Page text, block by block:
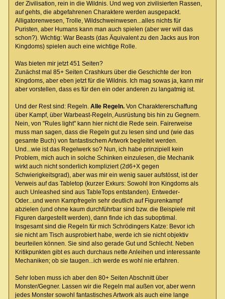
der Zivilisation, rein in die Wildnis. Und weg von zivilisierten Rassen,
auf gehts, die abgefahrenen Charaktere werden ausgepackt.
Alligatorenwesen, Trolle, Wildschweinwesen...alles nichts für
Puristen, aber Humans kann man auch spielen (aber wer will das
schon?). Wichtig: War Beasts (das Äquivalent zu den Jacks aus Iron
Kingdoms) spielen auch eine wichtige Rolle.
Was bieten mir jetzt 451 Seiten?
Zunächst mal 85+ Seiten Crashkurs über die Geschichte der Iron
Kingdoms, aber eben jetzt für die Wildnis. Ich mag sowas ja, kann mir
aber vorstellen, dass es für den ein oder anderen zu langatmig ist.
Und der Rest sind: Regeln. Alle Regeln.Von Charaktererschaffung
über Kampf, über Warbeast-Regeln, Ausrüstung bis hin zu Gegnern.
Nein, von "Rules light" kann hier nicht die Rede sein. Fairerweise
muss man sagen, dass die Regeln gut zu lesen sind und (wie das
gesamte Buch) von fantastischem Artwork begleitet werden.
Und...wie ist das Regelwerk so? Nun, ich habe prinzipiell kein
Problem, mich auch in solche Schinken einzulesen, die Mechanik
wirkt auch nicht sonderlich kompliziert (2d6+X gegen
Schwierigkeitsgrad), aber was mir ein wenig sauer aufstösst, ist der
Verweis auf das Tabletop (kurzer Exkurs: Sowohl Iron Kingdoms als
auch Unleashed sind aus TableTops entstanden). Entweder-
Oder...und wenn Kampfregeln sehr deutlich auf Figurenkampf
abzielen (und ohne kaum durchführbar sind bzw. die Beispiele mit
Figuren dargestellt werden), dann finde ich das suboptimal.
Insgesamt sind die Regeln für mich Schrödingers Katze: Bevor ich
sie nicht am Tisch ausprobiert habe, werde ich sie nicht objektiv
beurteilen können. Sie sind also gerade Gut und Schlecht. Neben
Kritikpunkten gibt es auch durchaus nette Anleihen und interessante
Mechaniken; ob sie taugen...ich werde es wohl nie erfahren.
Sehr loben muss ich aber den 80+ Seiten Abschnitt über
Monster/Gegner. Lassen wir die Regeln mal außen vor, aber wenn
jedes Monster sowohl fantastisches Artwork als auch eine lange